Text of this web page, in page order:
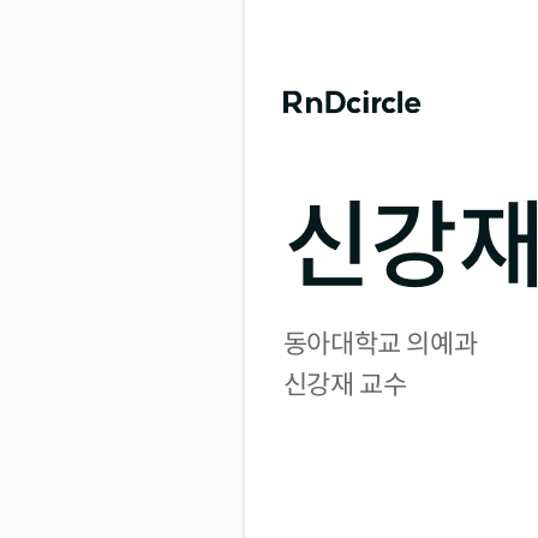
신강
동아대학교 의예과
신강재 교수